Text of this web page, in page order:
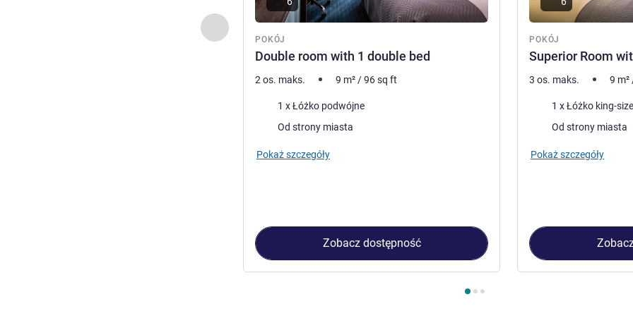
Poprzedni - Pokój
POKÓJ
Double room with 1 double bed
2 os. maks. 9 m² /96sq ft
Pościel1 x Łóżko podwójne
Widoki:Od strony miasta
Pokaż szczegóły
Zobacz dostępność
POKÓJ
Superior Room
3 os. maks. 9 m²
Pościel1 x Łóżko king-size
Widoki:Od strony miasta
Pokaż szczegóły